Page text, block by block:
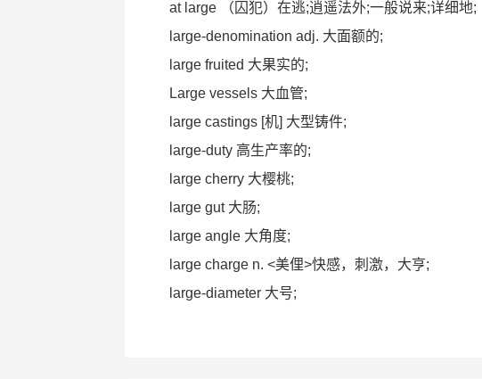
at large （囚犯）在逃;逍遥法外;一般说来;详细地;
large-denomination adj. 大面额的;
large fruited 大果实的;
Large vessels 大血管;
large castings [机] 大型铸件;
large-duty 高生产率的;
large cherry 大樱桃;
large gut 大肠;
large angle 大角度;
large charge n. <美俚>快感，刺激，大亨;
large-diameter 大号;